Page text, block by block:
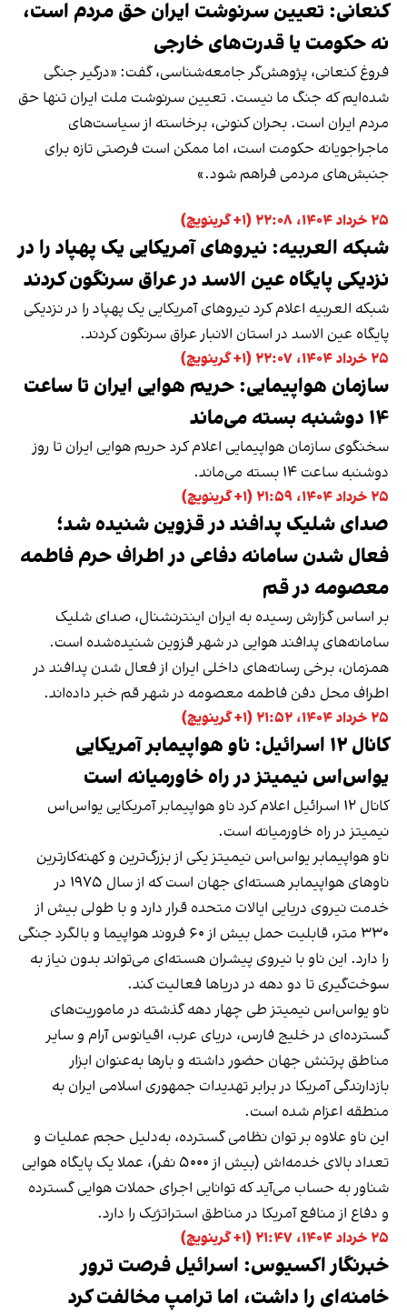
کنعانی: تعیین سرنوشت ایران حق مردم است،
نه حکومت یا قدرت‌های خارجی
فروغ کنعانی، پژوهش‌گر جامعه‌شناسی، گفت: «درگیر جنگی
شده‌ایم که جنگ ما نیست. تعیین سرنوشت ملت ایران تنها حق
مردم ایران است. بحران کنونی، برخاسته از سیاست‌های
ماجراجویانه حکومت است، اما ممکن است فرصتی تازه برای
جنبش‌های مردمی فراهم شود.»
۲۵ خرداد ۱۴۰۴، ۲۲:۰۸ (‎+۱ گرینویچ)
شبکه العربیه: نیروهای آمریکایی یک پهپاد را در
نزدیکی پایگاه عین الاسد در عراق سرنگون کردند
شبکه العربیه اعلام کرد نیروهای آمریکایی یک پهپاد را در نزدیکی
پایگاه عین الاسد در استان الانبار عراق سرنگون کردند.
۲۵ خرداد ۱۴۰۴، ۲۲:۰۷ (‎+۱ گرینویچ)
سازمان هواپیمایی: حریم هوایی ایران تا ساعت
۱۴ دوشنبه بسته می‌ماند
سخنگوی سازمان هواپیمایی اعلام کرد حریم هوایی ایران تا روز
دوشنبه ساعت ۱۴ بسته می‌ماند.
۲۵ خرداد ۱۴۰۴، ۲۱:۵۹ (‎+۱ گرینویچ)
صدای شلیک پدافند در قزوین شنیده شد؛
فعال شدن سامانه دفاعی در اطراف حرم فاطمه
معصومه در قم
بر اساس گزارش‌ رسیده به ایران اینترنشنال، صدای شلیک
سامانه‌های پدافند هوایی در شهر قزوین شنیده‌شده است.
همزمان، برخی رسانه‌های داخلی ایران از فعال شدن پدافند در
اطراف محل دفن فاطمه معصومه در شهر قم خبر داده‌اند.
۲۵ خرداد ۱۴۰۴، ۲۱:۵۲ (‎+۱ گرینویچ)
کانال ۱۲ اسرائیل: ناو هواپیمابر آمریکایی
یو‌اس‌اس نیمیتز در راه خاورمیانه است
کانال ۱۲ اسرائیل اعلام کرد ناو هواپیمابر آمریکایی یو‌اس‌اس
نیمیتز در راه خاورمیانه است.
ناو هواپیمابر یو‌اس‌اس نیمیتز یکی از بزرگ‌ترین و کهنه‌کارترین
ناوهای هواپیمابر هسته‌ای جهان است که از سال ۱۹۷۵ در
خدمت نیروی دریایی ایالات متحده قرار دارد و با طولی بیش از
۳۳۰ متر، قابلیت حمل بیش از ۶۰ فروند هواپیما و بالگرد جنگی
را دارد. این ناو با نیروی پیشران هسته‌ای می‌تواند بدون نیاز به
سوخت‌گیری تا دو دهه در دریاها فعالیت کند.
ناو یو‌اس‌اس نیمیتز طی چهار دهه گذشته در ماموریت‌های
گسترده‌ای در خلیج فارس، دریای عرب، اقیانوس آرام و سایر
مناطق پرتنش جهان حضور داشته و بارها به‌عنوان ابزار
بازدارندگی آمریکا در برابر تهدیدات جمهوری اسلامی ایران به
منطقه اعزام شده است.
این ناو علاوه بر توان نظامی گسترده، به‌دلیل حجم عملیات و
تعداد بالای خدمه‌اش (بیش از ۵۰۰۰ نفر)، عملا یک پایگاه هوایی
شناور به حساب می‌آید که توانایی اجرای حملات هوایی گسترده
و دفاع از منافع آمریکا در مناطق استراتژیک را دارد.
۲۵ خرداد ۱۴۰۴، ۲۱:۴۷ (‎+۱ گرینویچ)
خبرنگار اکسیوس: اسرائیل فرصت ترور
خامنه‌ای را داشت، اما ترامپ مخالفت کرد